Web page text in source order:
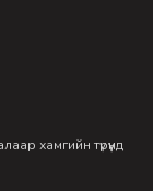
хамгийн түрүүнд